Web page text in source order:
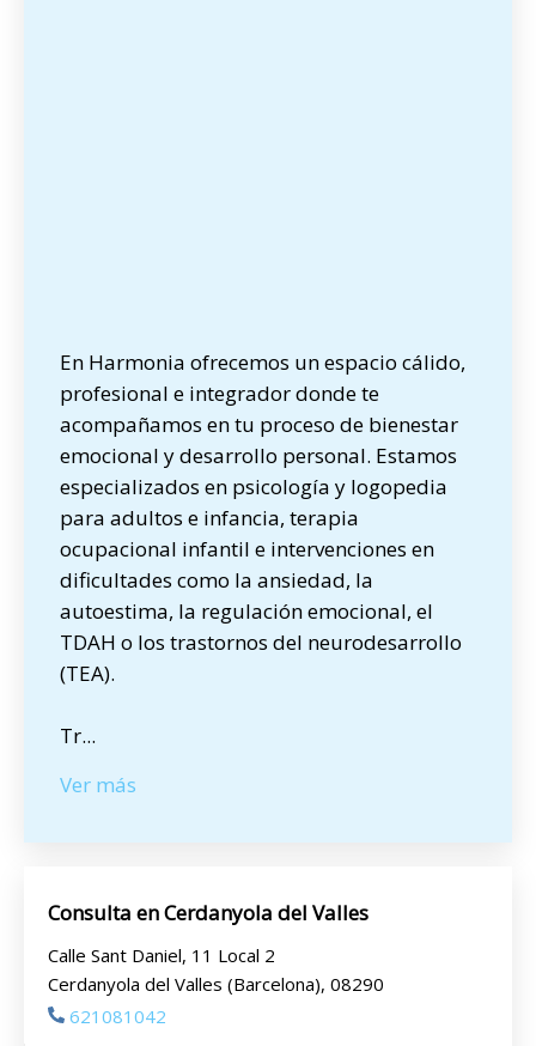
En Harmonia ofrecemos un espacio cálido,
profesional e integrador donde te
acompañamos en tu proceso de bienestar
emocional y desarrollo personal. Estamos
especializados en psicología y logopedia
para adultos e infancia, terapia
ocupacional infantil e intervenciones en
dificultades como la ansiedad, la
autoestima, la regulación emocional, el
TDAH o los trastornos del neurodesarrollo
(TEA).
Tr...
Ver más
Consulta en Cerdanyola del Valles
Calle Sant Daniel, 11 Local 2
Cerdanyola del Valles (Barcelona), 08290
621081042